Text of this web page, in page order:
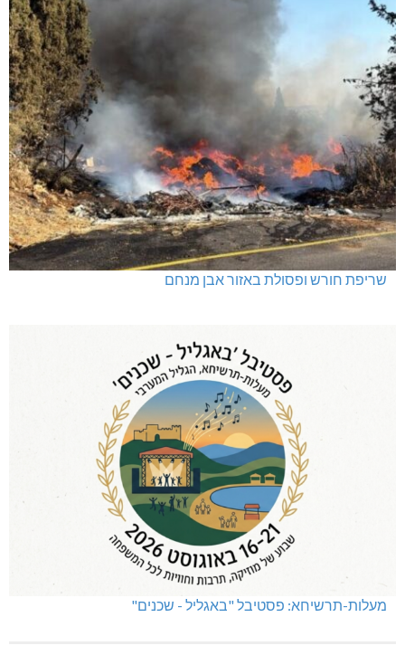
שריפת חורש ופסולת באזור אבן מנחם
מעלות-תרשיחא: פסטיבל "באגליל - שכנים"